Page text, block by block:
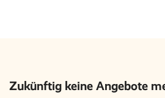
Zukünftig keine Angebote